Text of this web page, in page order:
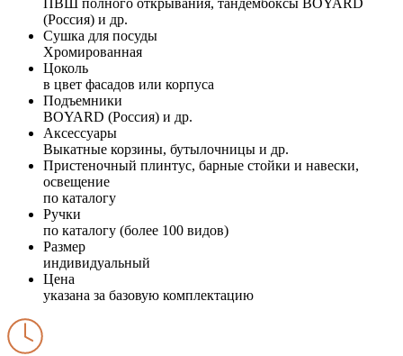
(Россия) и др.
Сушка для посуды
Хромированная
Цоколь
в цвет фасадов или корпуса
Подъемники
BOYARD (Россия) и др.
Аксессуары
Выкатные корзины, бутылочницы и др.
Пристеночный плинтус, барные стойки и навески,
освещение
по каталогу
Ручки
по каталогу (более 100 видов)
Размер
индивидуальный
Цена
указана за базовую комплектацию